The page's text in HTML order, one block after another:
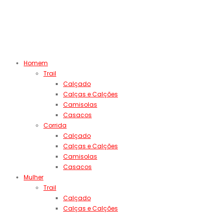
Homem
Trail
Calçado
Calças e Calções
Camisolas
Casacos
Corrida
Calçado
Calças e Calções
Camisolas
Casacos
Mulher
Trail
Calçado
Calças e Calções